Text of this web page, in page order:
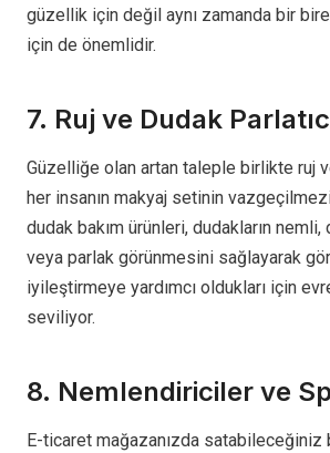
güzellik için değil aynı zamanda bir
için de önemlidir.
7. Ruj ve Dudak
Güzelliğe olan artan taleple birlikte ruj
her insanın makyaj setinin
dudak bakım ürünleri, dudakların
veya parlak görünmesini sağlayarak
iyileştirmeye yardımcı oldukları için
seviliyor.
8. Nemlendiriciler ve
E-ticaret mağazanızda satabileceğiniz